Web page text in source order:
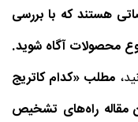
هستند که با بررسی
محصولات آگاه شوید.
مطلب «کدام کاتریج
مقاله راه‌های تشخیص